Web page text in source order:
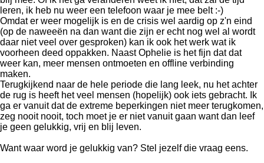
leren, ik heb nu weer een telefoon waar je mee belt :-)
Omdat er weer mogelijk is en de crisis wel aardig op z'n eind
(op de naweeën na dan want die zijn er echt nog wel al wordt
daar niet veel over gesproken) kan ik ook het werk wat ik
voorheen deed oppakken. Naast Ophelie is het fijn dat dat
weer kan, meer mensen ontmoeten en offline verbinding
maken.
Terugkijkend naar de hele periode die lang leek, nu het achter
de rug is heeft het veel mensen (hopelijk) ook iets gebracht. Ik
ga er vanuit dat de extreme beperkingen niet meer terugkomen,
zeg nooit nooit, toch moet je er niet vanuit gaan want dan leef
je geen gelukkig, vrij en blij leven.
Want waar word je gelukkig van? Stel jezelf die vraag eens.